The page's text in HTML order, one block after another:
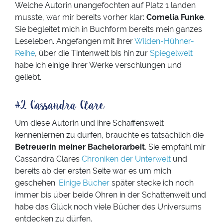
Welche Autorin unangefochten auf Platz 1 landen
musste, war mir bereits vorher klar: Cornelia Funke.
Sie begleitet mich in Buchform bereits mein ganzes
Leseleben. Angefangen mit ihrerWilden-Hühner-
Reihe, über die Tintenwelt bis hin zur Spiegelwelt
habe ich einige ihrer Werke verschlungen und
geliebt.
#2 Cassandra Clare
Um diese Autorin und ihre Schaffenswelt
kennenlernen zu dürfen, brauchte es tatsächlich die
Betreuerin meiner Bachelorarbeit. Sie empfahl mir
Cassandra Clares Chroniken der Unterwelt und
bereits ab der ersten Seite war es um mich
geschehen. Einige Bücher später stecke ich noch
immer bis über beide Ohren in der Schattenwelt und
habe das Glück noch viele Bücher des Universums
entdecken zu dürfen.